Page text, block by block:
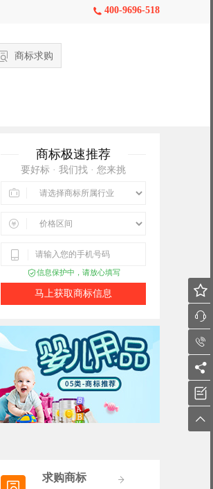
 400-9696-518
商标求购
商标极速推荐
要好标 · 我们找 · 您来挑



信息保护中，请放心填写
马上获取商标信息
求购商标





